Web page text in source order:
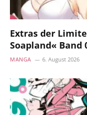
Extras der
Soapland«
MANGA 6. August 2026